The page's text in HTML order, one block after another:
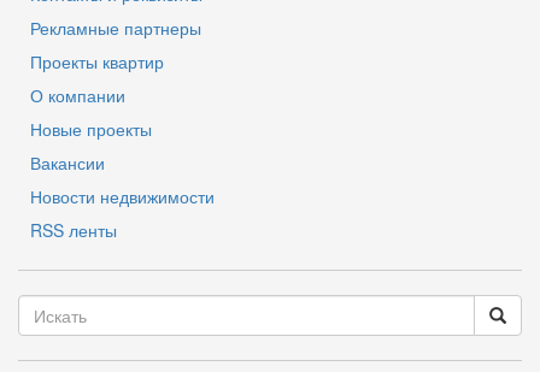
Рекламные партнеры
Проекты квартир
О компании
Новые проекты
Вакансии
Новости недвижимости
RSS ленты